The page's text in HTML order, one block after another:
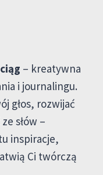
– kreatywna
i journalingu.
głos, rozwijać
słów –
inspiracje,
Ci twórczą